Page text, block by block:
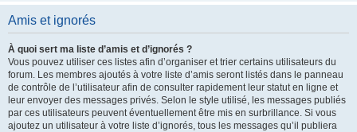
Amis et ignorés
À quoi sert ma liste d’amis et d’ignorés ?
Vous pouvez utiliser ces listes afin d’organiser et trier certains utilisateurs du
forum. Les membres ajoutés à votre liste d’amis seront listés dans le panneau
de contrôle de l’utilisateur afin de consulter rapidement leur statut en ligne et
leur envoyer des messages privés. Selon le style utilisé, les messages publiés
par ces utilisateurs peuvent éventuellement être mis en surbrillance. Si vous
ajoutez un utilisateur à votre liste d’ignorés, tous les messages qu’il publiera